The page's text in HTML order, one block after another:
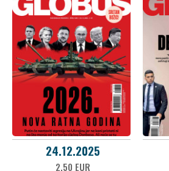
24.12.2025
2.50 EUR